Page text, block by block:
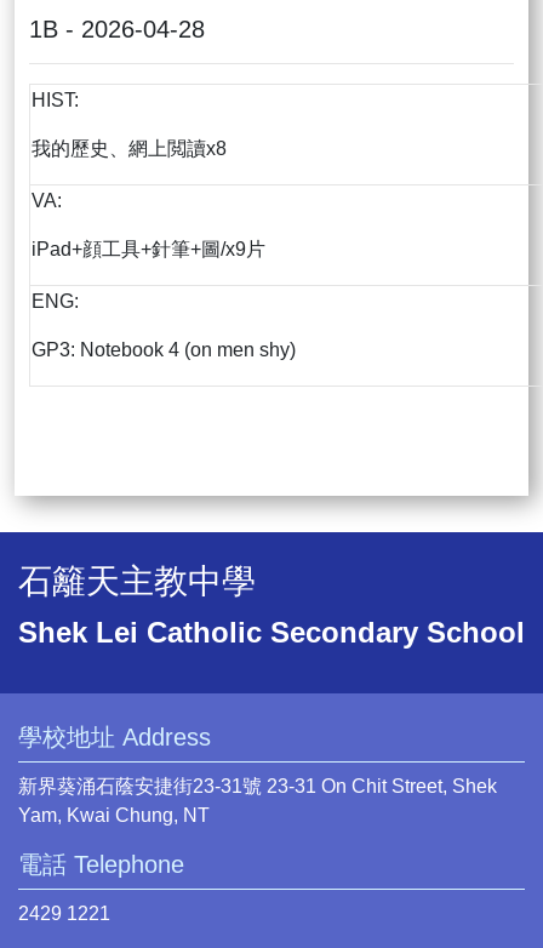
1B - 2026-04-28
HIST:
我的歷史、網上閲讀x8
VA:
iPad+顔工具+針筆+圖/x9片
ENG:
GP3: Notebook 4 (on men shy)
石籬天主教中學
Shek Lei Catholic Secondary School
學校地址 Address
新界葵涌石蔭安捷街23-31號 23-31 On Chit Street, Shek
Yam, Kwai Chung, NT
電話 Telephone
2429 1221